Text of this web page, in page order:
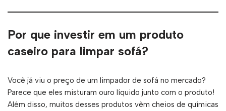
Por que investir em um produto
caseiro para limpar sofá?
Você já viu o preço de um limpador de sofá no mercado?
Parece que eles misturam ouro líquido junto com o produto!
Além disso, muitos desses produtos vêm cheios de químicas